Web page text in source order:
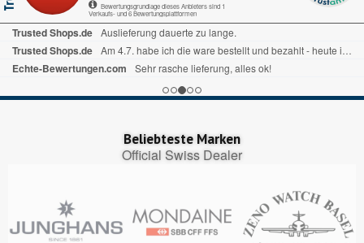
Bewertungsgrundlage dieses Anbieters sind 1
Verkaufs- und 6 Bewertungsplattformen
Echte-Bewertungen.com Alles okay.
Google My Business nice
Trustedshops.ch Perfekter Bestellungsprozess, pünktliche Lieferung!
Beliebteste Marken
Official Swiss Dealer